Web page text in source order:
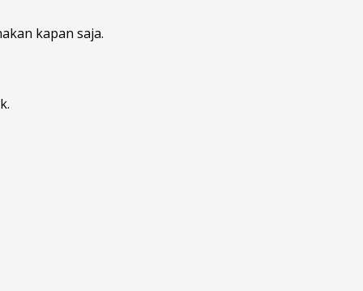
kapan saja.